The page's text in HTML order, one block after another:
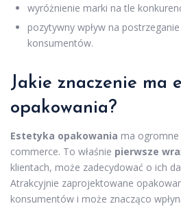
wyróżnienie marki na tle
pozytywny wpływ na
konsumentów.
Jakie znaczenie ma
opakowania?
Estetyka opakowania ma ogromne
commerce. To właśnie pierwsze
klientach, może zadecydować o ich
Atrakcyjnie zaprojektowane
konsumentów i może znacząco